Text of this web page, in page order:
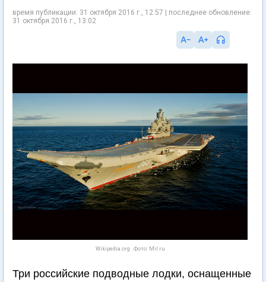
время публикации: 31 октября 2016 г., 12:57 | последнее обновление:
31 октября 2016 г., 13:02
Wikipedia.org . Фото: Mil.ru
Три российские подводные лодки, оснащенные